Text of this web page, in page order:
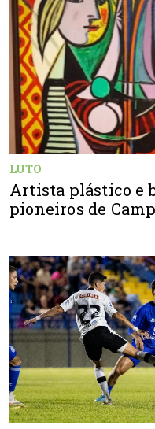
LUTO
Artista plástico e
pioneiros de